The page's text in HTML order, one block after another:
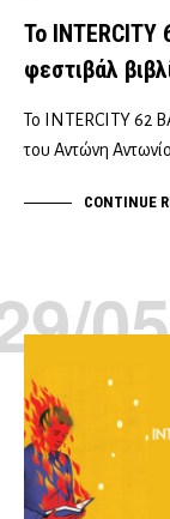
Το
φεστιβάλ
Το INTERCITY 62
του Αντώνη
CONTINUE
05